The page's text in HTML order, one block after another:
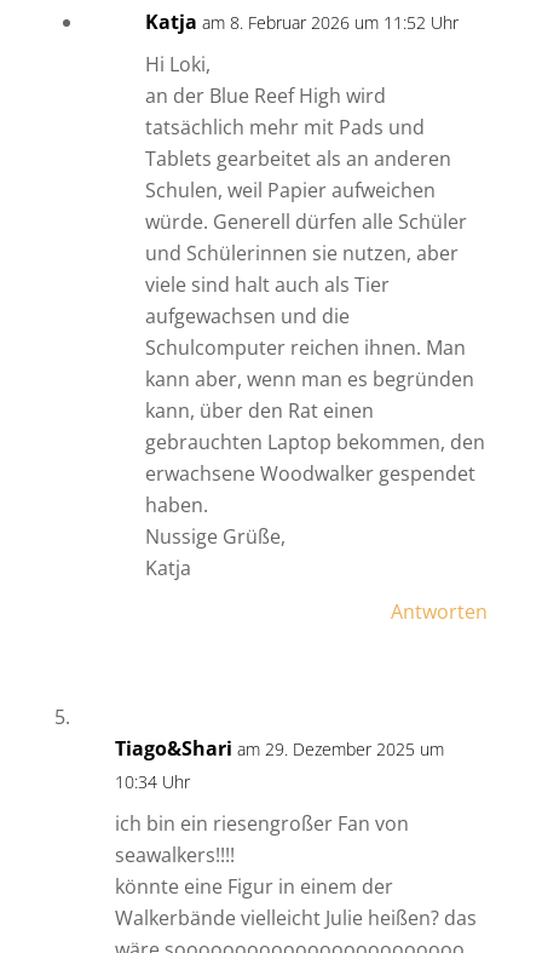
Katja am 8. Februar 2026 um 11:52 Uhr
Hi Loki,
an der Blue Reef High wird
tatsächlich mehr mit Pads und
Tablets gearbeitet als an anderen
Schulen, weil Papier aufweichen
würde. Generell dürfen alle Schüler
und Schülerinnen sie nutzen, aber
viele sind halt auch als Tier
aufgewachsen und die
Schulcomputer reichen ihnen. Man
kann aber, wenn man es begründen
kann, über den Rat einen
gebrauchten Laptop bekommen, den
erwachsene Woodwalker gespendet
haben.
Nussige Grüße,
Katja
Antworten
Tiago&Shari am 29. Dezember 2025 um
10:34 Uhr
ich bin ein riesengroßer Fan von
seawalkers!!!!
könnte eine Figur in einem der
Walkerbände vielleicht Julie heißen? das